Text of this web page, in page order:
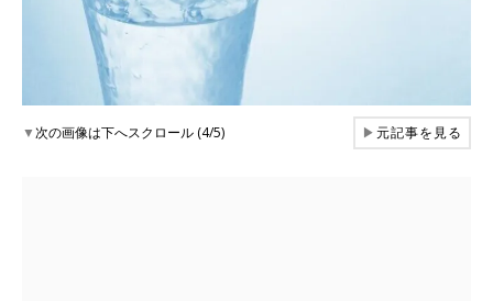
▼次の画像は下へスクロール (4/5) ▶元記事を見る